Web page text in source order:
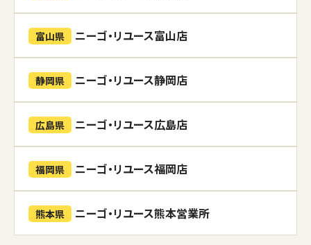
富山県 ニーゴ・リユース富山店
静岡県 ニーゴ・リユース静岡店
広島県 ニーゴ・リユース広島店
福岡県 ニーゴ・リユース福岡店
熊本県 ニーゴ・リユース熊本営業所